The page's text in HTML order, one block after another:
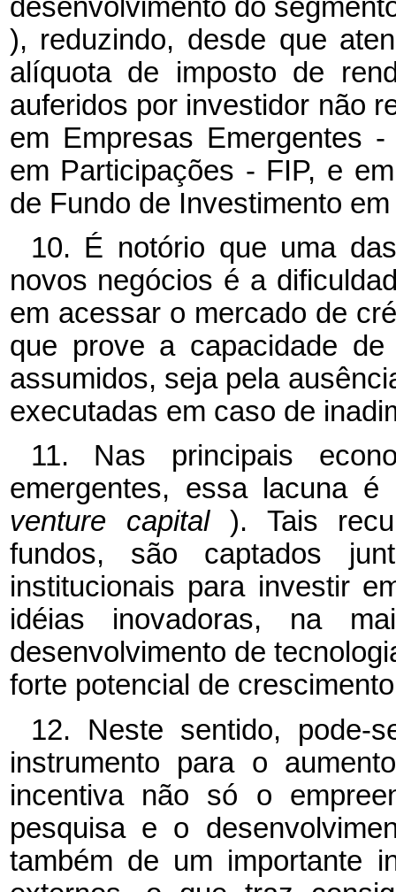
desenvolvimento do
), reduzindo, desde que
alíquota de imposto de
auferidos por investidor não
em Empresas Emergentes
em Participações - FIP, e
de Fundo de Investimento
10. É notório que uma
novos negócios é a
em acessar o mercado de
que prove a capacidade
assumidos, seja pela
executadas em caso de
11. Nas principais
emergentes, essa lacuna
venture capital ). Tais
fundos, são captados
institucionais para investir
idéias inovadoras, na
desenvolvimento de
forte potencial de
12. Neste sentido, pode-
instrumento para o
incentiva não só o
pesquisa e o
também de um importante